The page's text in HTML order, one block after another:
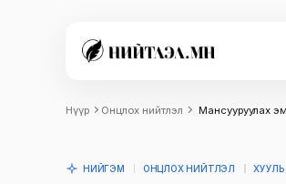
Нүүр Онцлох нийтлэл Мансууруулах
НИЙГЭМ ОНЦЛОХ НИЙТЛЭЛ ХУУЛЬ